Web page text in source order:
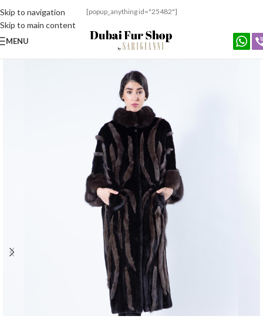
Skip to navigation
Skip to main content
[popup_anything id="25482"]
MENU